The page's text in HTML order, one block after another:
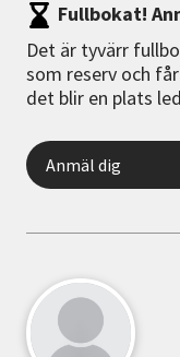
Fullbokat!
Det är tyvärr
som reserv och
det blir en plats
Anmäl dig